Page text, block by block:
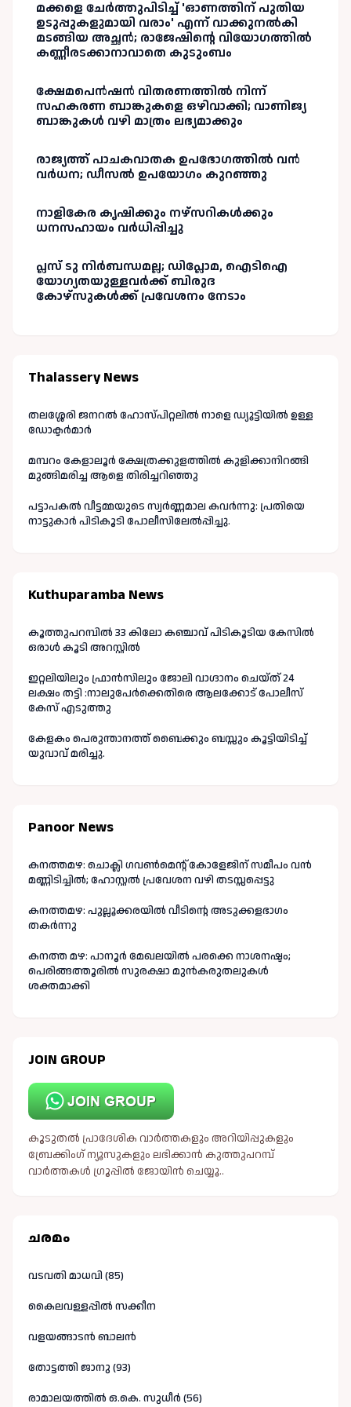
മക്കളെ ചേർത്തുപിടിച്ച് 'ഓണത്തിന് പുതിയ
ഉടുപ്പുകളുമായി വരാം' എന്ന് വാക്കുനൽകി
മടങ്ങിയ അച്ഛൻ; രാജേഷിന്റെ വിയോഗത്തിൽ
കണ്ണീരടക്കാനാവാതെ കുടുംബം
ക്ഷേമപെൻഷൻ വിതരണത്തിൽ നിന്ന്
സഹകരണ ബാങ്കുകളെ ഒഴിവാക്കി; വാണിജ്യ
ബാങ്കുകൾ വഴി മാത്രം ലഭ്യമാക്കും
രാജ്യത്ത് പാചകവാതക ഉപഭോഗത്തിൽ വൻ
വർധന; ഡീസൽ ഉപയോഗം കുറഞ്ഞു
നാളികേര കൃഷിക്കും നഴ്സറികൾക്കും
ധനസഹായം വർധിപ്പിച്ചു
പ്ലസ് ടു നിർബന്ധമല്ല; ഡിപ്ലോമ, ഐടിഐ
യോഗ്യതയുള്ളവർക്ക് ബിരുദ
കോഴ്‌സുകൾക്ക് പ്രവേശനം നേടാം
Thalassery News
തലശ്ശേരി ജനറൽ ഹോസ്പിറ്റലിൽ നാളെ ഡ്യൂട്ടിയിൽ ഉള്ള
ഡോക്ടർമാർ
മമ്പറം കേളാലൂർ ക്ഷേത്രക്കുളത്തിൽ കുളിക്കാനിറങ്ങി
മുങ്ങിമരിച്ച ആളെ തിരിച്ചറിഞ്ഞു
പട്ടാപകൽ വീട്ടമ്മയുടെ സ്വർണ്ണമാല കവർന്നു: പ്രതിയെ
നാട്ടുകാർ പിടികൂടി പോലീസിലേൽപ്പിച്ചു.
Kuthuparamba News
കൂത്തുപറമ്പിൽ 33 കിലോ കഞ്ചാവ് പിടികൂടിയ കേസിൽ
ഒരാൾ കൂടി അറസ്റ്റിൽ
ഇറ്റലിയിലും ഫ്രാൻസിലും ജോലി വാഗ്ദാനം ചെയ്ത് 24
ലക്ഷം തട്ടി :നാലുപേർക്കെതിരെ ആലക്കോട് പോലീസ്
കേസ് എടുത്തു
കേളകം പെരുന്താനത്ത് ബൈക്കും ബസ്സും കൂട്ടിയിടിച്ച്
യുവാവ് മരിച്ചു.
Panoor News
കനത്തമഴ: ചൊക്ലി ഗവൺമെന്റ് കോളേജിന് സമീപം വൻ
മണ്ണിടിച്ചിൽ; ഹോസ്റ്റൽ പ്രവേശന വഴി തടസ്സപ്പെട്ടു
കനത്തമഴ: പുല്ലൂക്കരയിൽ വീടിന്റെ അടുക്കളഭാഗം
തകർന്നു
കനത്ത മഴ: പാനൂർ മേഖലയിൽ പരക്കെ നാശനഷ്ടം;
പെരിങ്ങത്തൂരിൽ സുരക്ഷാ മുൻകരുതലുകൾ
ശക്തമാക്കി
JOIN GROUP
കൂടുതൽ പ്രാദേശിക വാർത്തകളും അറിയിപ്പുകളും
ബ്രേക്കിംഗ് ന്യൂസുകളും ലഭിക്കാൻ കുത്തുപറമ്പ്
വാർത്തകൾ ഗ്രൂപ്പിൽ ജോയിൻ ചെയ്യൂ..
ചരമം
വടവതി മാധവി (85)
കൈലവള്ളപ്പിൽ സക്കീന
വളയങ്ങാടൻ ബാലൻ
തോട്ടത്തി ജാനു (93)
രാമാലയത്തിൽ ഒ.കെ. സുധീർ (56)